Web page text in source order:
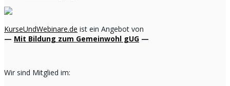
KurseUndWebinare.de ist ein Angebot von
— Mit Bildung zum Gemeinwohl gUG —
Wir sind Mitglied im: